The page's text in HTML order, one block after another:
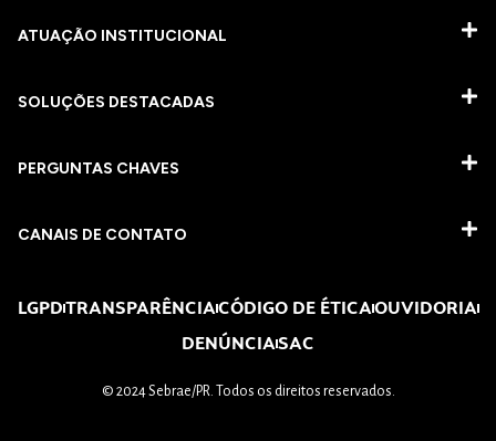
ATUAÇÃO INSTITUCIONAL
SOLUÇÕES DESTACADAS
PERGUNTAS CHAVES​
CANAIS DE CONTATO
LGPDTRANSPARÊNCIACÓDIGO DE ÉTICAOUVIDORIA
DENÚNCIASAC
© 2024 Sebrae/PR. Todos os direitos reservados.